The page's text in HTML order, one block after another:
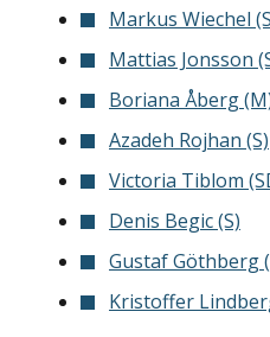
Markus Wiechel
Mattias Jonsson
Boriana Åberg
Azadeh Rojhan (S)
Victoria Tiblom
Denis Begic (S)
Gustaf Göthberg
Kristoffer